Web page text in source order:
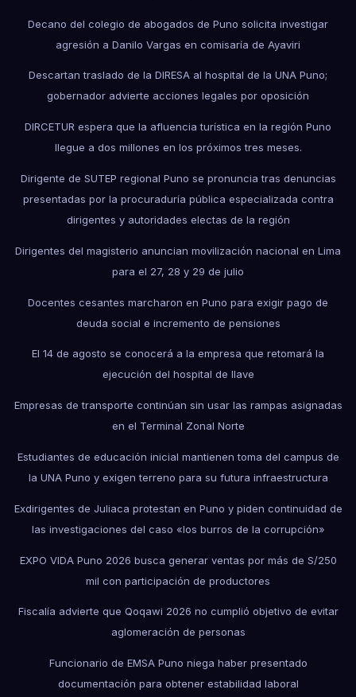
Decano del colegio de abogados de Puno solicita investigar
agresión a Danilo Vargas en comisaría de Ayaviri
Descartan traslado de la DIRESA al hospital de la UNA Puno;
gobernador advierte acciones legales por oposición
DIRCETUR espera que la afluencia turística en la región Puno
llegue a dos millones en los próximos tres meses.
Dirigente de SUTEP regional Puno se pronuncia tras denuncias
presentadas por la procuraduría pública especializada contra
dirigentes y autoridades electas de la región
Dirigentes del magisterio anuncian movilización nacional en Lima
para el 27, 28 y 29 de julio
Docentes cesantes marcharon en Puno para exigir pago de
deuda social e incremento de pensiones
El 14 de agosto se conocerá a la empresa que retomará la
ejecución del hospital de Ilave
Empresas de transporte continúan sin usar las rampas asignadas
en el Terminal Zonal Norte
Estudiantes de educación inicial mantienen toma del campus de
la UNA Puno y exigen terreno para su futura infraestructura
Exdirigentes de Juliaca protestan en Puno y piden continuidad de
las investigaciones del caso «los burros de la corrupción»
EXPO VIDA Puno 2026 busca generar ventas por más de S/250
mil con participación de productores
Fiscalía advierte que Qoqawi 2026 no cumplió objetivo de evitar
aglomeración de personas
Funcionario de EMSA Puno niega haber presentado
documentación para obtener estabilidad laboral